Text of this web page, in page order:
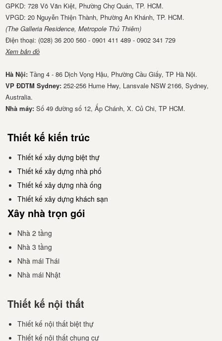
GPKD: 728 Võ Văn Kiệt, Phường Chợ Quán, TP. HCM.
VPGD: 20 Nguyễn Thiện Thành, Phường An Khánh, TP. HCM.
(The Galleria Residence, Metropole Thủ Thiêm)
Điện thoại: (028) 36 200 560 - 0901 411 489 - 0902 341 729
Xem bản đồ
Hà Nội:Tầng 4 - 86 Dịch Vọng Hậu, Phường Cầu Giấy, TP Hà Nội.
VP ĐDTM Sydney: 252-256 Hume Hwy, Lansvale NSW 2166, Sydney,
Australia.
Nhà má​y: Số 49 đường số 12, Ấp Chánh, X. Củ Chi, TP HCM.
Thiết kế kiến trúc
Thiết kế xây dựng biệt thự
Thiết kế xây dựng nhà phố
Thiết kế xây dựng nhà ống
Thiết kế xây dựng khách sạn
Xây nhà trọn gói
Nhà 2 tầng
Nhà 3 tầng
Nhà mái Thái
Nhà mái Nhật
Thiết kế nội thất
Thiết kế nội thất biệt thự
Thiết kế nội thất chung cư